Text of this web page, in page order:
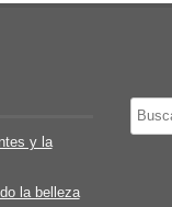
y la
la belleza
Buscar